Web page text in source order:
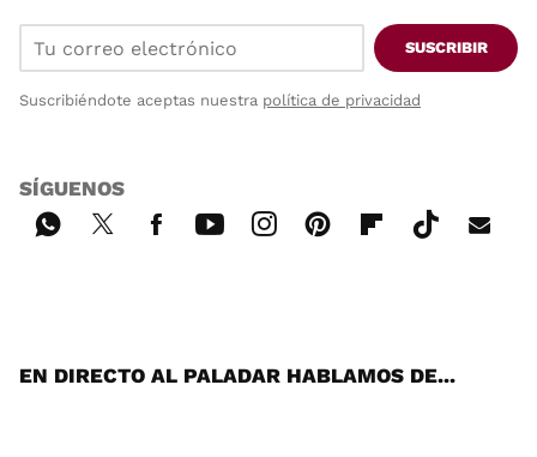
SUSCRIBIR
Suscribiéndote aceptas nuestra política de privacidad
SÍGUENOS
EN DIRECTO AL PALADAR HABLAMOS DE...